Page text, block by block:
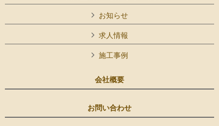
お知らせ
求人情報
施工事例
会社概要
お問い合わせ